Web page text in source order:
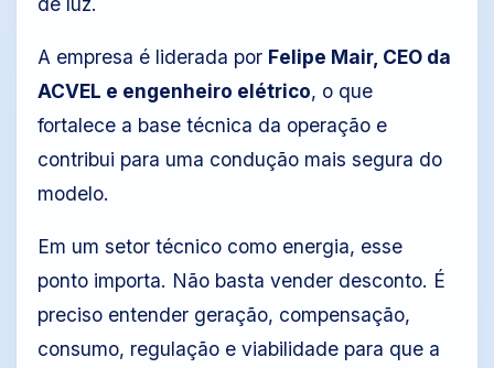
A empresa é liderada por Felipe Mair, CEO da
ACVEL e engenheiro elétrico, o que
fortalece a base técnica da operação e
contribui para uma condução mais segura do
modelo.
Em um setor técnico como energia, esse
ponto importa. Não basta vender desconto. É
preciso entender geração, compensação,
consumo, regulação e viabilidade para que a